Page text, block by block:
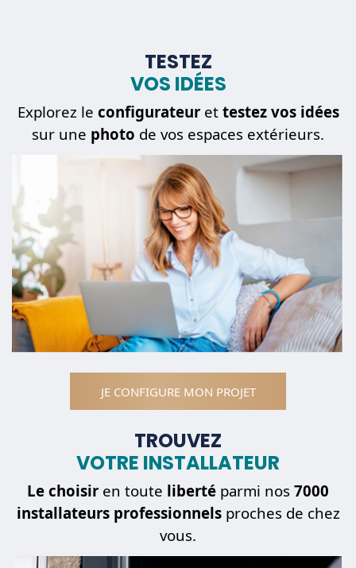
TESTEZ
VOS IDÉES
Explorez le configurateuret testez vos idées
sur une photo de vos espaces extérieurs.
JE CONFIGURE MON PROJET
TROUVEZ
VOTRE INSTALLATEUR
Le choisir en toute liberté parmi nos 7000
installateurs professionnelsproches de chez
vous.